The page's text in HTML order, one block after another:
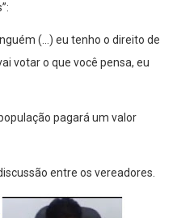
(…) eu tenho o direito de
votar o que você pensa, eu
pagará um valor
entre os vereadores.